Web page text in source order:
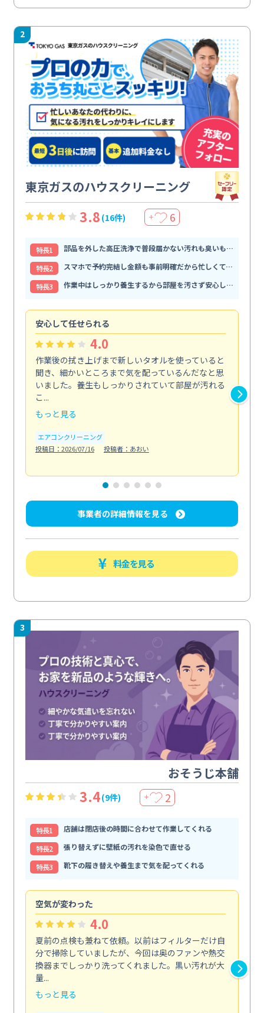
2
東京ガスのハウスクリーニング
3.8 (16件) ＋ 6
特⻑1
部品を外した高圧洗浄で普段届かない汚れも臭いもすっきり解消
特⻑2
スマホで予約完結し金額も事前明確だから忙しくても頼みやすい
特⻑3
作業中はしっかり養生するから部屋を汚さず安心して任せられる
安心して任せられる
4.0
作業後の拭き上げまで新しいタオルを使っていると
聞き、細かいところまで気を配っているんだなと思
いました。養生もしっかりされていて部屋が汚れる
こ...
もっと見る
エアコンクリーニング
投稿日：2026/07/16
投稿者：あおい
事業者の詳細情報を見る
料金を見る
3
おそうじ本舗
3.4(9件) ＋ 2
特⻑1
店舗は閉店後の時間に合わせて作業してくれる
特⻑2
張り替えずに壁紙の汚れを染色で直せる
特⻑3
靴下の履き替えや養生まで気を配ってくれる
空気が変わった
4.0
夏前の点検も兼ねて依頼。以前はフィルターだけ自
分で掃除していましたが、今回は奥のファンや熱交
換器までしっかり洗ってくれました。黒い汚れが大
量...
もっと見る